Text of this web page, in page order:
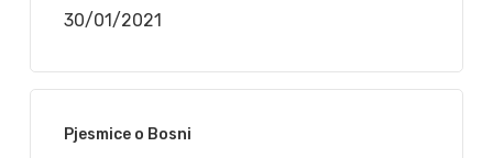
30/01/2021
Pjesmice o Bosni